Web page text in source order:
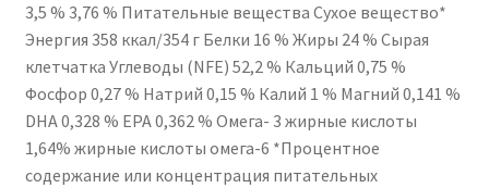
3,5 % 3,76 % Питательные вещества Сухое вещество*
Энергия 358 ккал/354 г Белки 16 % Жиры 24 % Сырая
клетчатка Углеводы (NFE) 52,2 % Кальций 0,75 %
Фосфор 0,27 % Натрий 0,15 % Калий 1 % Магний 0,141 %
DHA 0,328 % EPA 0,362 % Омега- 3 жирные кислоты
1,64% жирные кислоты омега-6 *Процентное
содержание или концентрация питательных